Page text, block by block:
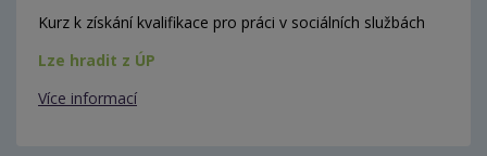
Kurz k získání kvalifikace pro práci v sociálních službách
Lze hradit z ÚP
Více informací